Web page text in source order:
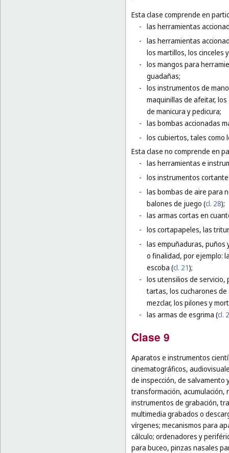
Esta clase comprende en
- las herramientas
- las herramientas
los martillos, los cinceles
- los mangos para
guadañas;
- los instrumentos de
maquinillas de afeitar,
de manicura y pedicura;
- las bombas accionadas
- los cubiertos, tales como
Esta clase no comprende en
- las herramientas e
- los instrumentos
- las bombas de aire para
balones de juego (cl. 28);
- las armas cortas en
- los cortapapeles, las
- las empuñaduras, puños
o finalidad, por ejemplo:
escoba (cl. 21);
- los utensilios de servicio,
tartas, los cucharones de
mezclar, los pilones y
- las armas de esgrima (cl.
Clase 9
Aparatos e instrumentos
cinematográficos,
de inspección, de salvamento
transformación, acumulación,
instrumentos de grabación,
multimedia grabados o
vírgenes; mecanismos para
cálculo; ordenadores y
para buceo, pinzas nasales